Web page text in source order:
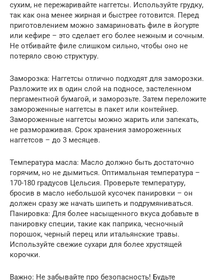
сухим, не пережаривайте наггетсы. Используйте грудку,
так как она менее жирная и быстрее готовится. Перед
приготовлением можно замариновать филе в йогурте
или кефире – это сделает его более нежным и сочным.
Не отбивайте филе слишком сильно, чтобы оно не
потеряло свою структуру.
Заморозка: Наггетсы отлично подходят для заморозки.
Разложите их в один слой на подносе, застеленном
пергаментной бумагой, и заморозьте. Затем переложите
замороженные наггетсы в пакет или контейнер.
Замороженные наггетсы можно жарить или запекать,
не размораживая. Срок хранения замороженных
наггетсов – до 3 месяцев.
Температура масла: Масло должно быть достаточно
горячим, но не дымиться. Оптимальная температура –
170-180 градусов Цельсия. Проверьте температуру,
бросив в масло небольшой кусочек панировки – он
должен сразу же начать шипеть и подрумяниваться.
Панировка: Для более насыщенного вкуса добавьте в
панировку специи, такие как паприка, чесночный
порошок, черный перец или итальянские травы.
Используйте свежие сухари для более хрустящей
корочки.
Важно: Не забывайте про безопасность! Будьте